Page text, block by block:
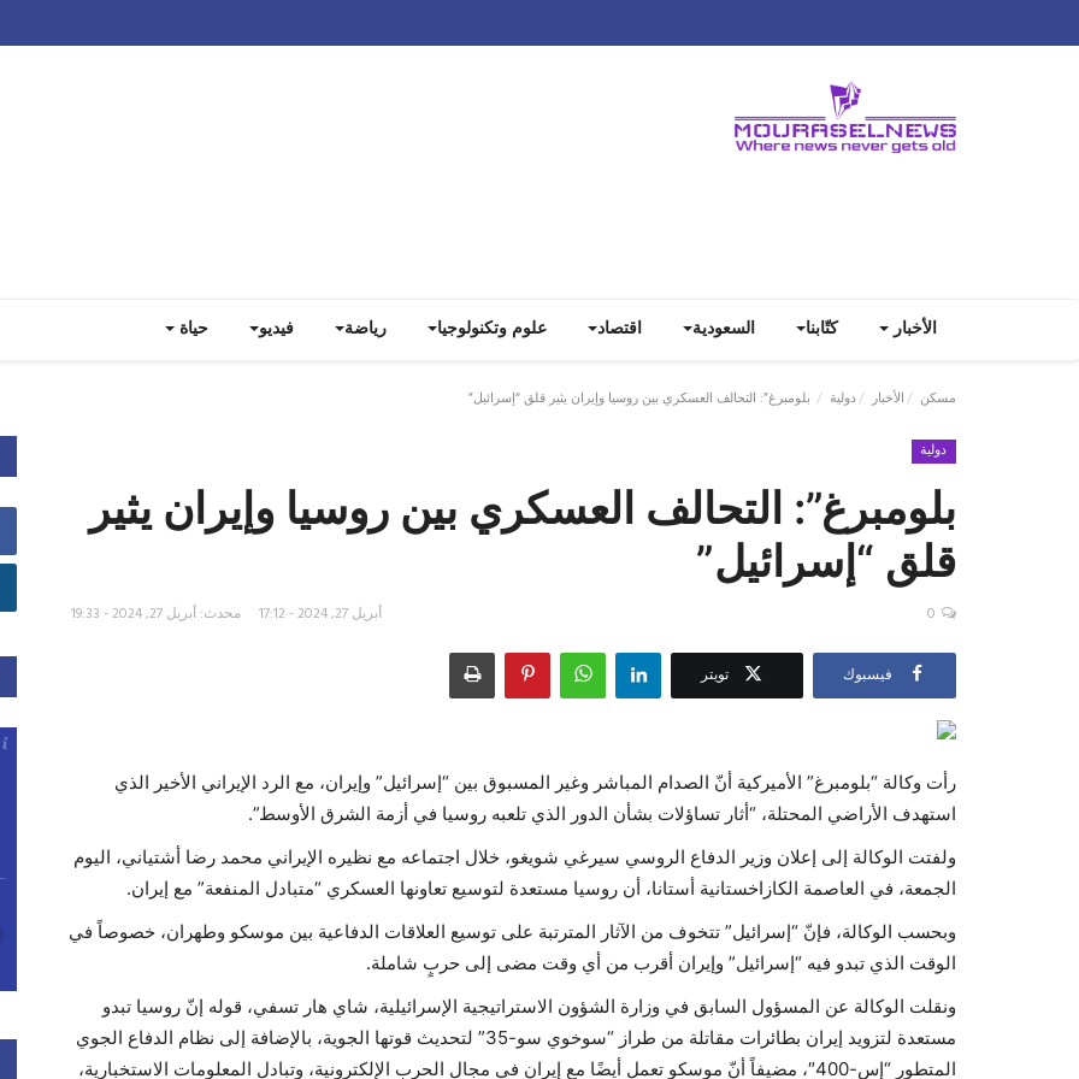
الأخبار كتّابنا السعودية اقتصاد علوم وتكنولوجيا رياضة فيديو حياة
مسكن الأخبار دولية بلومبرغ”: التحالف العسكري بين روسيا وإيران يثير قلق “إسرائيل”
دولية
بلومبرغ”: التحالف العسكري بين روسيا وإيران يثير
قلق “إسرائيل”
أبريل 27, 2024 - 17:12 محدث: أبريل 27, 2024 - 19:33 0
فيسبوك تويتر
رأت وكالة “بلومبرغ” الأميركية أنّ الصدام المباشر وغير المسبوق بين “إسرائيل” وإيران، مع الرد الإيراني الأخير الذي
استهدف الأراضي المحتلة، “أثار تساؤلات بشأن الدور الذي تلعبه روسيا في أزمة الشرق الأوسط”.
ولفتت الوكالة إلى إعلان وزير الدفاع الروسي سيرغي شويغو، خلال اجتماعه مع نظيره الإيراني محمد رضا أشتياني، اليوم
الجمعة، في العاصمة الكازاخستانية أستانا، أن روسيا مستعدة لتوسيع تعاونها العسكري “متبادل المنفعة” مع إيران.
وبحسب الوكالة، فإنّ “إسرائيل” تتخوف من الآثار المترتبة على توسيع العلاقات الدفاعية بين موسكو وطهران، خصوصاً في
الوقت الذي تبدو فيه “إسرائيل” وإيران أقرب من أي وقت مضى إلى حربٍ شاملة.
ونقلت الوكالة عن المسؤول السابق في وزارة الشؤون الاستراتيجية الإسرائيلية، شاي هار تسفي، قوله إنّ روسيا تبدو
مستعدة لتزويد إيران بطائرات مقاتلة من طراز “سوخوي سو-35” لتحديث قوتها الجوية، بالإضافة إلى نظام الدفاع الجوي
المتطور “إس-400″، مضيفاً أنّ موسكو تعمل أيضًا مع إيران في مجال الحرب الإلكترونية، وتبادل المعلومات الاستخبارية،